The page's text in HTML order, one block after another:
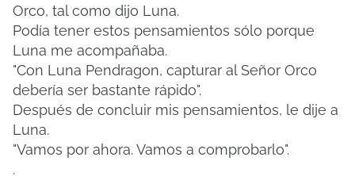
Orco, tal como dijo Luna.
Podía tener estos pensamientos sólo porque
Luna me acompañaba.
"Con Luna Pendragon, capturar al Señor Orco
debería ser bastante rápido".
Después de concluir mis pensamientos, le dije a
Luna.
"Vamos por ahora. Vamos a comprobarlo".
.